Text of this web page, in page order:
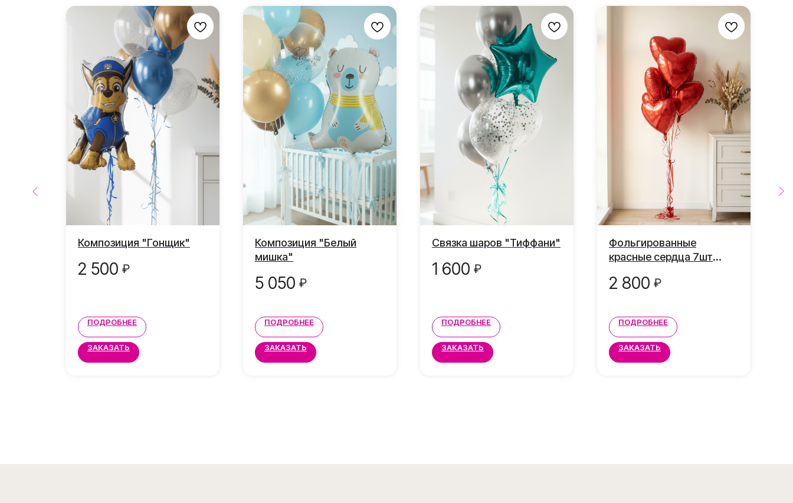
Композиция "Гонщик"
2 500 ₽
ПОДРОБНЕЕ
ЗАКАЗАТЬ
Композиция "Белый
мишка"
5 050 ₽
ПОДРОБНЕЕ
ЗАКАЗАТЬ
Связка шаров "Тиффани"
1 600 ₽
ПОДРОБНЕЕ
ЗАКАЗАТЬ
Фольгированные
красные сердца 7шт
2 800 ₽
ПОДРОБНЕЕ
ЗАКАЗАТЬ